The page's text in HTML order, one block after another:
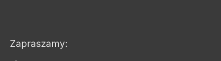
Zapraszamy: